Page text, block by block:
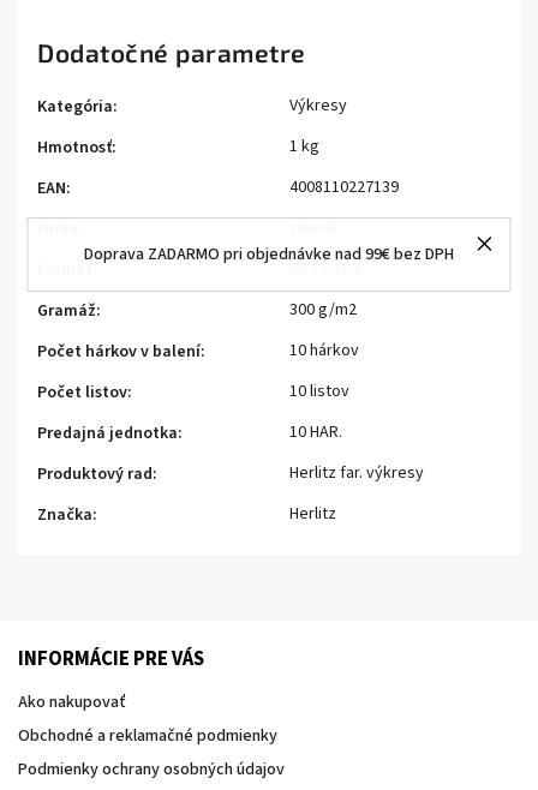
Doprava ZADARMO pri objednávke nad 99€ bez DPH
Dodatočné parametre
Kategória:
Výkresy
Hmotnosť:
1 kg
EAN:
4008110227139
Gramáž:
300 g/m2
Počet hárkov v balení:
10 hárkov
Počet listov:
10 listov
Predajná jednotka:
10 HAR.
Produktový rad:
Herlitz far. výkresy
Značka: Herlitz
INFORMÁCIE PRE VÁS
Ako nakupovať
Obchodné a reklamačné podmienky
Podmienky ochrany osobných údajov